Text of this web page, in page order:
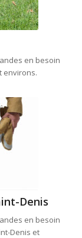
en besoin
environs.
Denis
en besoin
Denis et